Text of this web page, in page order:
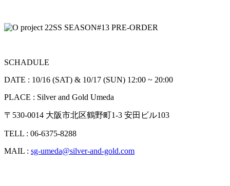
SCHADULE
DATE : 10/16 (SAT) & 10/17 (SUN) 12:00 ~ 20:00
PLACE : Silver and Gold Umeda
〒530-0014 大阪市北区鶴野町1-3 安田ビル103
TELL : 06-6375-8288
MAIL : sg-umeda@silver-and-gold.com